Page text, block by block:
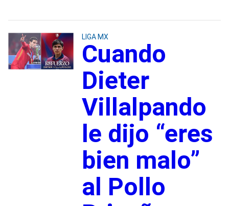
LIGA MX
Cuando
Dieter
Villalpando
le dijo “eres
bien malo”
al Pollo